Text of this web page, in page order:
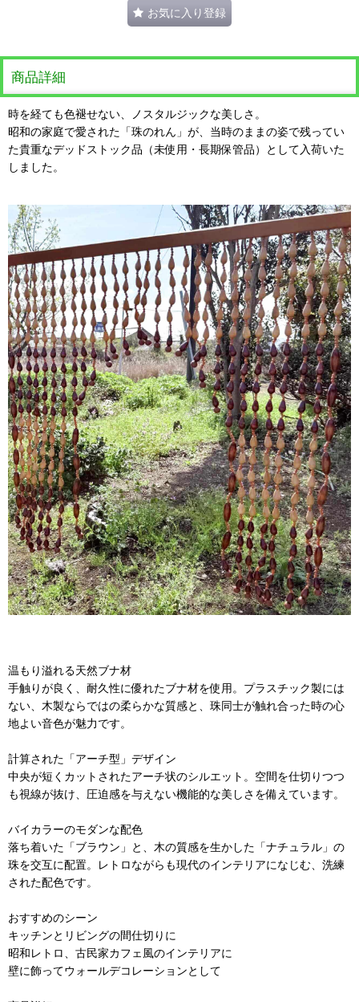
お気に入り登録
商品詳細
時を経ても色褪せない、ノスタルジックな美しさ。
昭和の家庭で愛された「珠のれん」が、当時のままの姿で残ってい
た貴重なデッドストック品（未使用・長期保管品）として入荷いた
しました。
温もり溢れる天然ブナ材
手触りが良く、耐久性に優れたブナ材を使用。プラスチック製には
ない、木製ならではの柔らかな質感と、珠同士が触れ合った時の心
地よい音色が魅力です。
計算された「アーチ型」デザイン
中央が短くカットされたアーチ状のシルエット。空間を仕切りつつ
も視線が抜け、圧迫感を与えない機能的な美しさを備えています。
バイカラーのモダンな配色
落ち着いた「ブラウン」と、木の質感を生かした「ナチュラル」の
珠を交互に配置。レトロながらも現代のインテリアになじむ、洗練
された配色です。
おすすめのシーン
キッチンとリビングの間仕切りに
昭和レトロ、古民家カフェ風のインテリアに
壁に飾ってウォールデコレーションとして